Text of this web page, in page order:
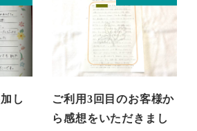
し
ご利用3回目のお客様か
ら感想をいただきまし